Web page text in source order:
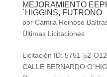
MEJORAMIENTO
´HIGGINS, FUTRONO
por Camila Reinoso
Últimas Licitaciones
Licitación ID: 5751-52-
CALLE BERNARDO